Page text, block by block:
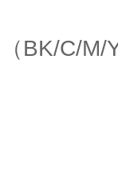
（BK/C/